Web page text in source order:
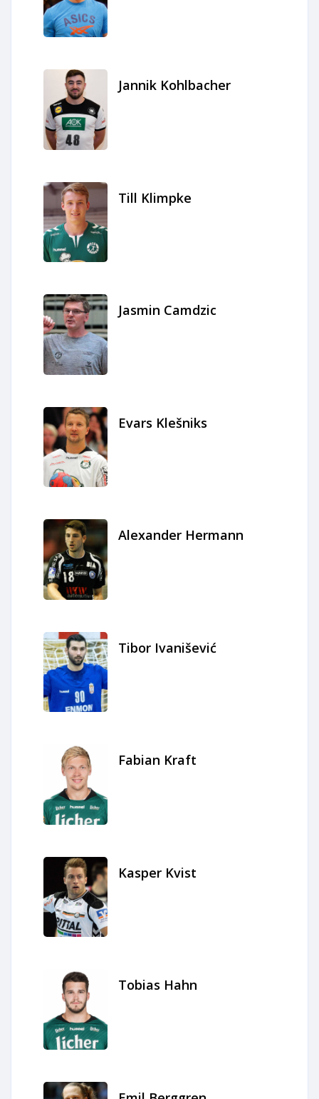
Jannik Kohlbacher
Till Klimpke
Jasmin Camdzic
Evars Klešniks
Alexander Hermann
Tibor Ivanišević
Fabian Kraft
Kasper Kvist
Tobias Hahn